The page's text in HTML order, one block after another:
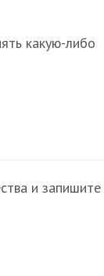
какую-либо
и запишите